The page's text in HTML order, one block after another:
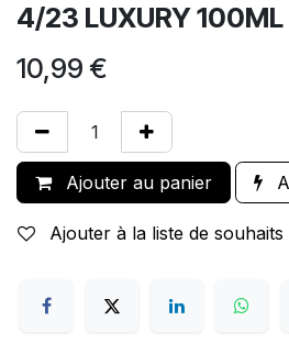
4/23 LUXURY 100ML
10,99 €
Ajouter au panier
Ajouter à la liste de souhaits